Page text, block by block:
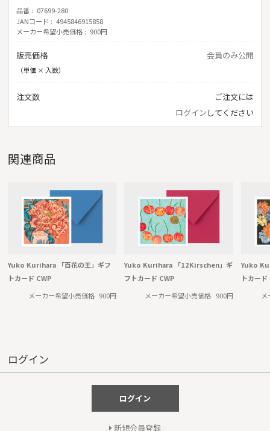
品番
07699-280
JANコード
4945846915858
メーカー希望小売価格
900円
販売価格
（単価 × 入数）
会員のみ公開
注文数
ご注文には
ログイン してください
関連商品
Yuko Kurihara 「百花の王」ギフ
トカード CWP
メーカー希望小売価格 900円
Yuko Kurihara 「12Kirschen」ギ
フトカード CWP
メーカー希望小売価格 900円
Yuko
トカー
ログイン
ログイン
新規会員登録